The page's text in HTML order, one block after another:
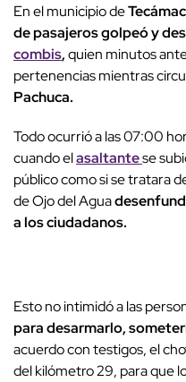
En el municipio deTecámac
de pasajeros golpeó y
combis,quien minutos
pertenencias mientras
Pachuca.
Todo ocurrió a las 07:00
cuando elasaltantese
público como si se tratara
de Ojo del Agua
a los ciudadanos.
Esto no intimidó a las
para desarmarlo,
acuerdo con testigos, el
del kilómetro 29, para que